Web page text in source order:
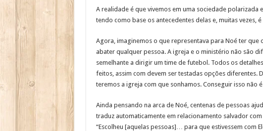
A realidade é que vivemos em uma sociedade polarizada
tendo como base os antecedentes delas e, muitas vezes,
Agora, imaginemos o que representava para Noé ter que
abater qualquer pessoa. A igreja e o ministério não são
semelhante a dirigir um time de futebol. Todos os
feitos, assim com devem ser testadas opções diferentes.
teremos a igreja com que sonhamos. Conseguir isso não
Ainda pensando na arca de Noé, centenas de pessoas
traduz automaticamente em relacionamento salvador
“Escolheu [aquelas pessoas]… para que estivessem com